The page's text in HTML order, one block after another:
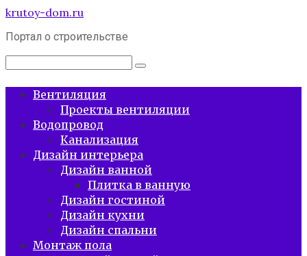
Перейти
контенту
krutoy-dom.ru
Портал о строительстве
Поиск:
Вентиляция
Проекты вентиляции
Водопровод
Канализация
Дизайн интерьера
Дизайн ванной
Плитка в ванную
Дизайн гостиной
Дизайн кухни
Дизайн спальни
Монтаж пола